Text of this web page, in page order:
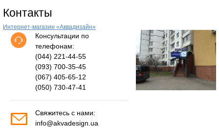
Контакты
Интернет-магазин «Аквадизайн»
Консультации по
телефонам:
(044) 221-44-55
(093) 700-35-45
(067) 405-65-12
(050) 730-47-41
Свяжитесь с нами:
info@akvadesign.ua